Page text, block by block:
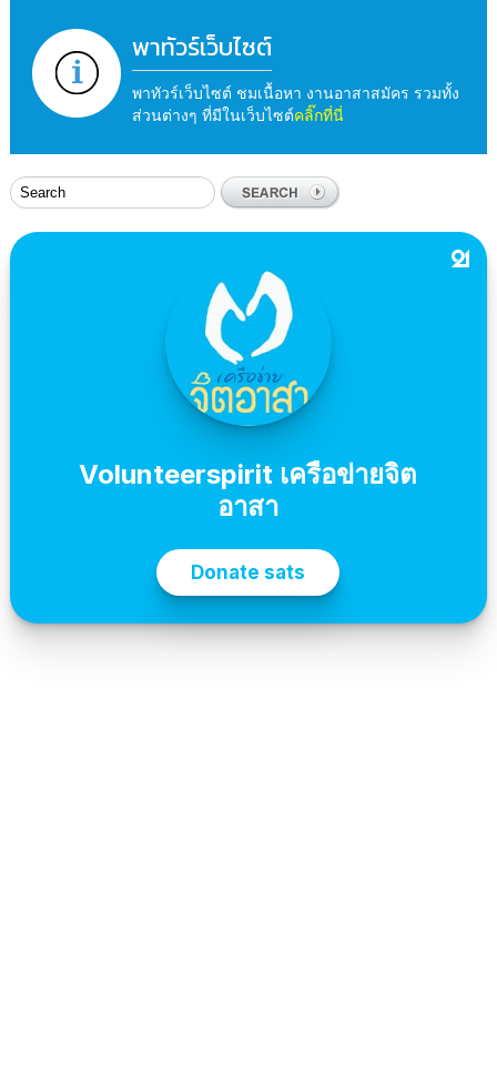
พาทัวร์เว็บไซต์
พาทัวร์เว็บไซต์ ชมเนื้อหา งานอาสาสมัคร รวมทั้ง
ส่วนต่างๆ ที่มีในเว็บไซต์คลิ๊กที่นี่